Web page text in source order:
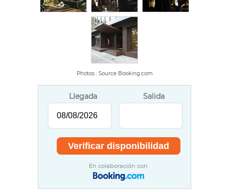
Photos : Source Booking.com
Llegada Salida
En colaboración con